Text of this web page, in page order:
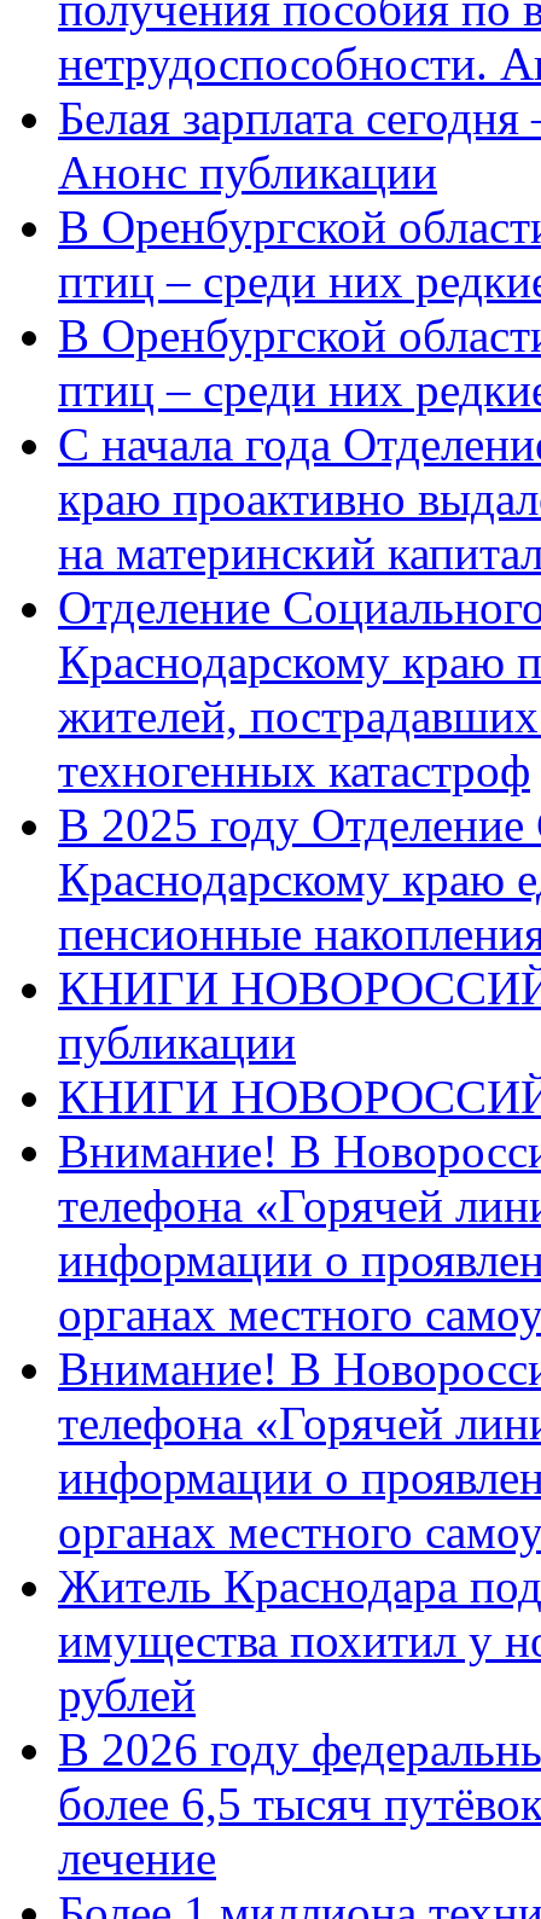
нетрудоспособности.
Белая зарплата
Анонс публикации
В Оренбургской
птиц – среди них
В Оренбургской
птиц – среди них
С начала года
краю проактивно
на материнский
Отделение
Краснодарскому краю
жителей,
техногенных катастроф
В 2025 году
Краснодарскому краю
пенсионные
КНИГИ
публикации
КНИГИ
Внимание! В
телефона «Горячей
информации о
органах местного
Внимание! В
телефона «Горячей
информации о
органах местного
Житель Краснодара
имущества похитил у
рублей
В 2026 году
более 6,5 тысяч
лечение